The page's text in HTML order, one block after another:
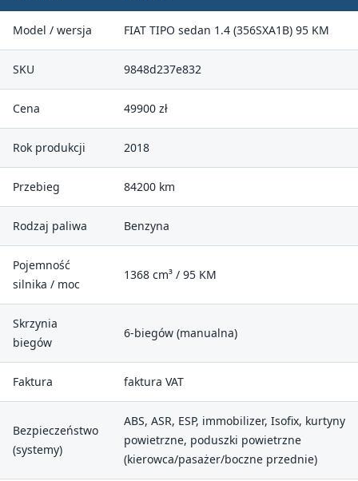
Model / wersja FIAT TIPO sedan 1.4 (356SXA1B) 95 KM
SKU 9848d237e832
Cena 49900 zł
Rok produkcji 2018
Przebieg 84200 km
Rodzaj paliwa Benzyna
Pojemność
silnika / moc
1368 cm³ / 95 KM
Skrzynia
biegów
6-biegów (manualna)
Faktura faktura VAT
Bezpieczeństwo
(systemy)
ABS, ASR, ESP, immobilizer, Isofix, kurtyny
powietrzne, poduszki powietrzne
(kierowca/pasażer/boczne przednie)